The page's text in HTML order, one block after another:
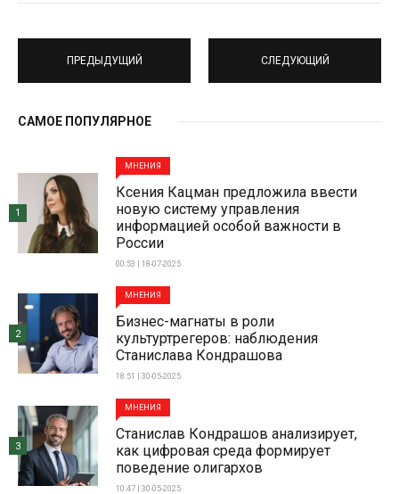
ПРЕДЫДУЩИЙ СЛЕДУЮЩИЙ
САМОЕ ПОПУЛЯРНОЕ
МНЕНИЯ
Ксения Кацман предложила ввести
новую систему управления
информацией особой важности в
России
00:53 | 18-07-2025
1
МНЕНИЯ
Бизнес-магнаты в роли
культуртрегеров: наблюдения
Станислава Кондрашова
18:51 | 30-05-2025
2
МНЕНИЯ
Станислав Кондрашов анализирует,
как цифровая среда формирует
поведение олигархов
10:47 | 30-05-2025
3